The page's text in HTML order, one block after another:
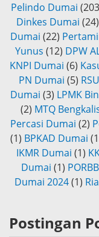
Pelindo Dumai
Dinkes Dumai (24)
Dumai (22)
Yunus (12) DPW
KNPI Dumai (6)
PN Dumai (5)
Dumai (3) LPMK
(2) MTQ
Percasi Dumai (2)
(1) BPKAD Dumai
IKMR Dumai (1)
Dumai (1)
Dumai 2024(1)
Postingan